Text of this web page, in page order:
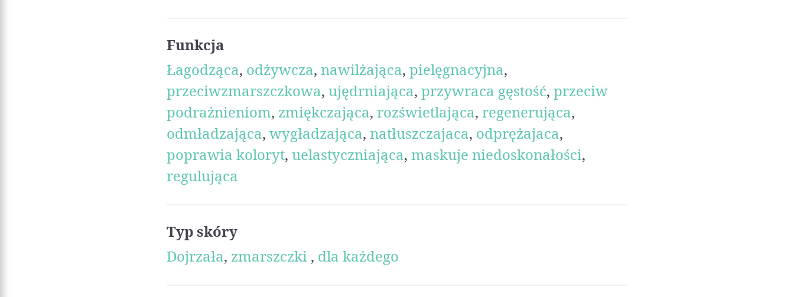
Funkcja
Łagodząca, odżywcza, nawilżająca, pielęgnacyjna,
przeciwzmarszczkowa, ujędrniająca, przywraca gęstość, przeciw
podrażnieniom, zmiękczająca, rozświetlająca, regenerująca,
odmładzająca, wygładzająca, natłuszczajaca, odprężajaca,
poprawia koloryt, uelastyczniająca, maskuje niedoskonałości,
regulująca
Typ skóry
Dojrzała, zmarszczki , dla każdego